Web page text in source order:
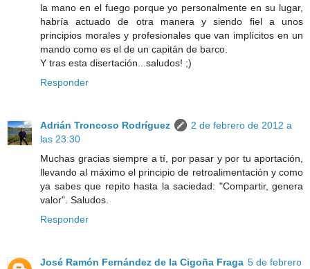
la mano en el fuego porque yo personalmente en su lugar,
habría actuado de otra manera y siendo fiel a unos
principios morales y profesionales que van implícitos en un
mando como es el de un capitán de barco.
Y tras esta disertación...saludos! ;)
Responder
Adrián Troncoso Rodríguez
2 de febrero de 2012 a
las 23:30
Muchas gracias siempre a tí, por pasar y por tu aportación,
llevando al máximo el principio de retroalimentación y como
ya sabes que repito hasta la saciedad: "Compartir, genera
valor". Saludos.
Responder
José Ramón Fernández de la Cigoña Fraga 5 de febrero